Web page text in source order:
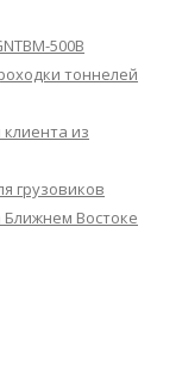
500B
тоннелей
из
грузовиков
Востоке